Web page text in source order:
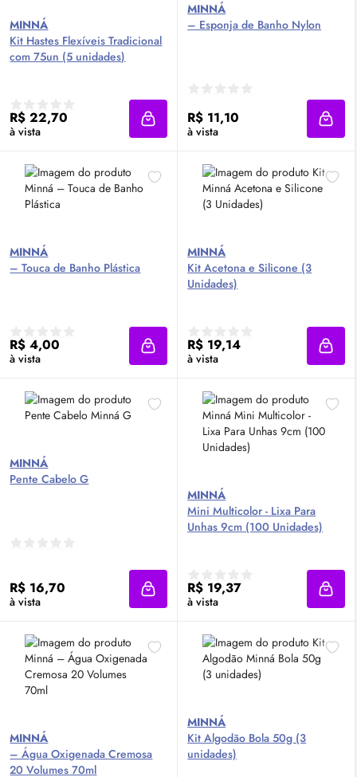
MINNÁ
Kit Hastes Flexíveis Tradicional
com 75un (5 unidades)
R$ 22,70
à vista Adicionar à sacola
MINNÁ
– Esponja de Banho Nylon
R$ 11,10
à vista
MINNÁ
– Touca de Banho Plástica
R$ 4,00
à vista Adicionar à sacola
MINNÁ
Kit Acetona e Silicone (3
Unidades)
R$ 19,14
à vista
MINNÁ
Pente Cabelo G
R$ 16,70
à vista Adicionar à sacola
MINNÁ
Mini Multicolor - Lixa Para
Unhas 9cm (100 Unidades)
R$ 19,37
à vista
MINNÁ
– Água Oxigenada Cremosa
20 Volumes 70ml
MINNÁ
Kit Algodão Bola 50g (3
unidades)